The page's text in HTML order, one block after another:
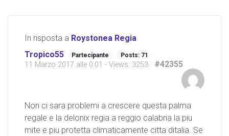
In risposta a Roystonea Regia
Tropico55
Partecipante Posts: 71
11 Marzo 2017 alle 0:01 - Views: 3253 #42355
Non ci sara problemi a crescere questa palma
regale e la delonix regia a reggio calabria la piu
mite e piu protetta climaticamente citta ditalia. Se